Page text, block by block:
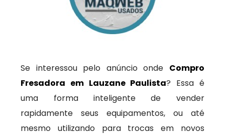
Se interessou pelo anúncio onde Compro
Fresadora em Lauzane Paulista? Essa é
uma forma inteligente de vender
rapidamente seus equipamentos, ou até
mesmo utilizando para trocas em novos